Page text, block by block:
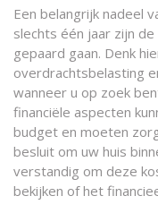
Een belangrijk nadeel
slechts één jaar zijn
gepaard gaan. Denk
overdrachtsbelasting
wanneer u op zoek
financiële aspecten
budget en moeten
besluit om uw huis
verstandig om deze
bekijken of het